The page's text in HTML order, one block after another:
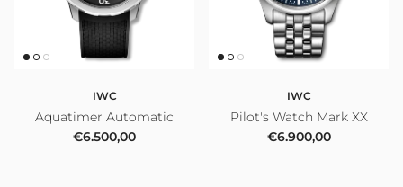
IWC
Aquatimer Automatic
Prezzo normale
€6.500,00
IWC
Pilot's Watch Mark XX
Prezzo normale
€6.900,00